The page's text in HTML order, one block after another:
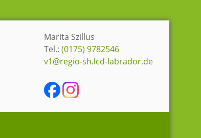
Marita Szillus
Tel.: (0175) 9782546
v1@regio-sh.lcd-labrador.de